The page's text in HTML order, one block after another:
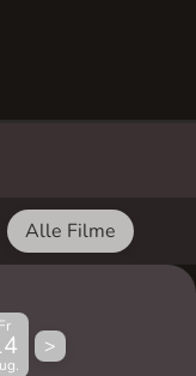
Alle Filme
Fr
>